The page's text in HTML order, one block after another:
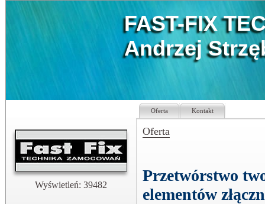
FAST-FIX
Andrzej
Wyświetleń: 39482
Oferta Kontakt
Oferta
Przetwórstwo
elementów